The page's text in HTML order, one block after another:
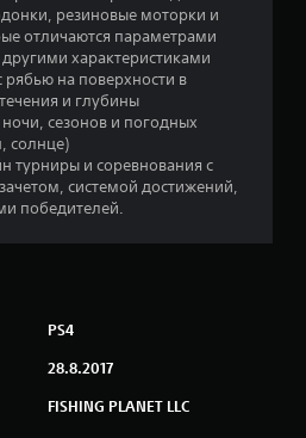
н
а
н
резиновые моторки и
отличаются параметрами
характеристиками
на поверхности в
и глубины
сезонов и погодных
солнце)
турниры и соревнования с
системой достижений,
победителей.
PS4
28.8.2017
FISHING PLANET LLC